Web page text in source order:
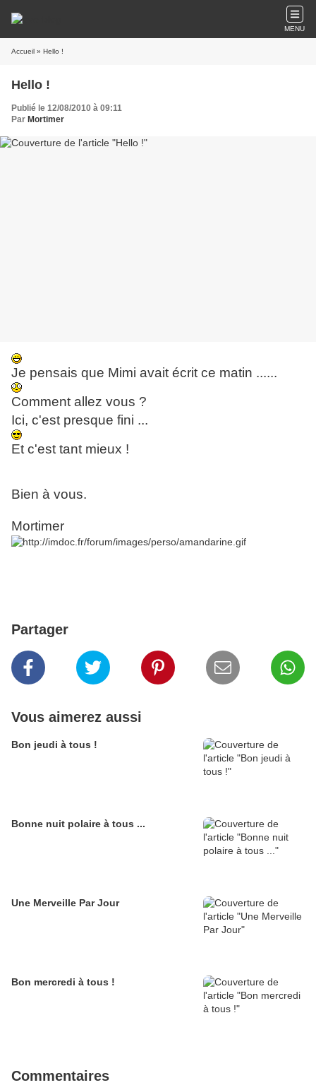
MENU
Accueil » Hello !
Hello !
Publié le 12/08/2010 à 09:11
Par Mortimer
Je pensais que Mimi avait écrit ce matin ......
Comment allez vous ?
Ici, c'est presque fini ...
Et c'est tant mieux !
Bien à vous.
Mortimer
Partager
Vous aimerez aussi
Bon jeudi à tous !
Bonne nuit polaire à tous ...
Une Merveille Par Jour
Bon mercredi à tous !
Commentaires